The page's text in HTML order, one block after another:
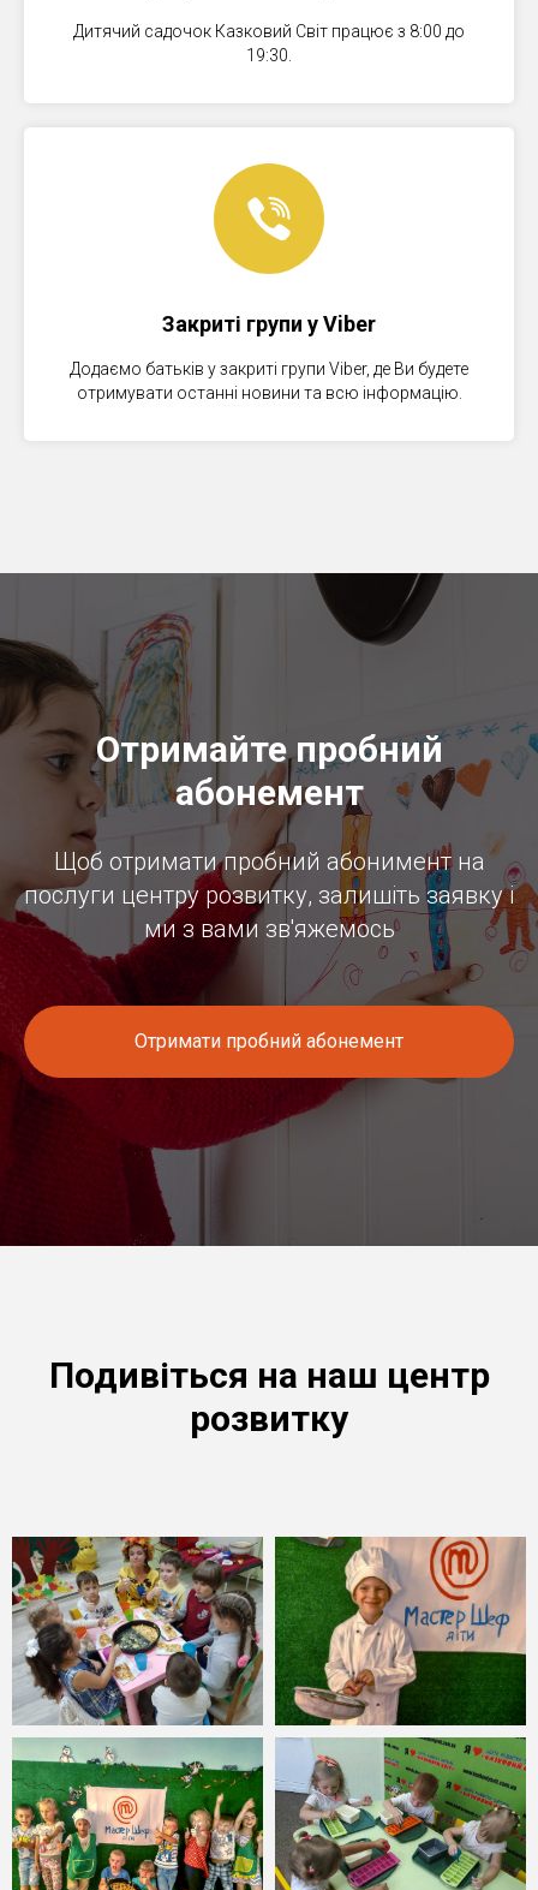
Дитячий садочок Казковий Світ працює з 8:00 до
19:30.
Закриті групи у Viber
Додаємо батьків у закриті групи Viber, де Ви будете
отримувати останні новини та всю інформацію.
Отримайте пробний
абонемент
Щоб отримати пробний абонимент на
послуги центру розвитку, залишіть заявку і
ми з вами зв'яжемось
Отримати пробний абонемент
Подивіться на наш центр
розвитку